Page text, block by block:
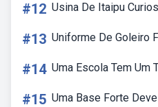
#12 Usina De Itaipu
#13 Uniforme De Goleiro
#14 Uma Escola Tem Um
#15 Uma Base Forte